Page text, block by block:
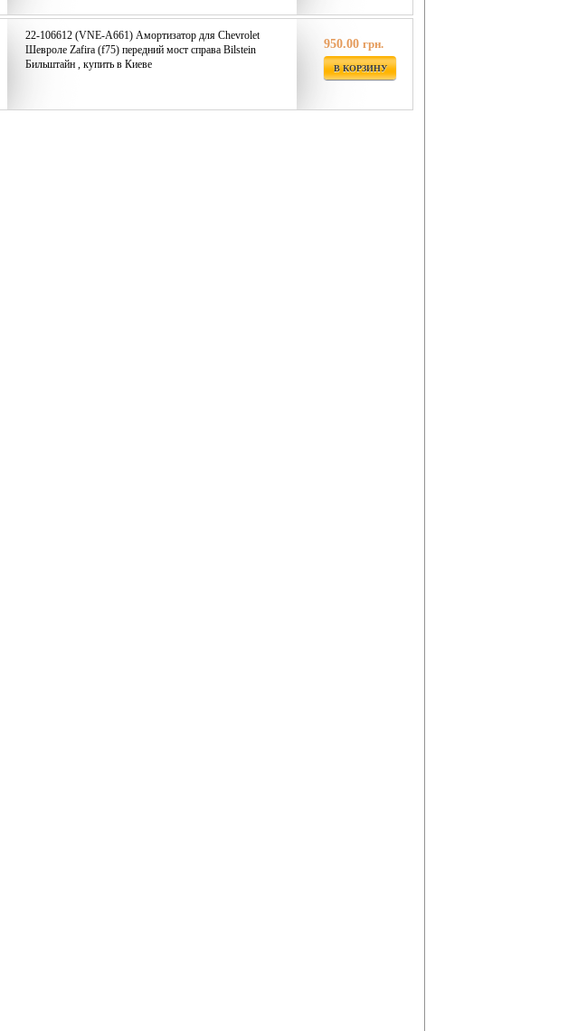
22-106612 (VNE-A661) Амортизатор для Chevrolet
Шевроле Zafira (f75) передний мост справа Bilstein
Бильштайн , купить в Киеве
950.00 грн.
В КОРЗИНУ